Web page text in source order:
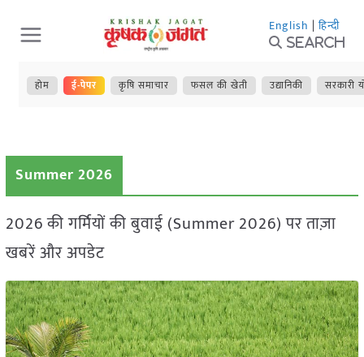
Skip
to
content
English | हिन्दी
Search
होम ई-पेपर कृषि समाचार फसल की खेती उद्यानिकी सरकारी
Summer 2026
2026 की गर्मियों की बुवाई (Summer 2026) पर ताज़ा
खबरें और अपडेट